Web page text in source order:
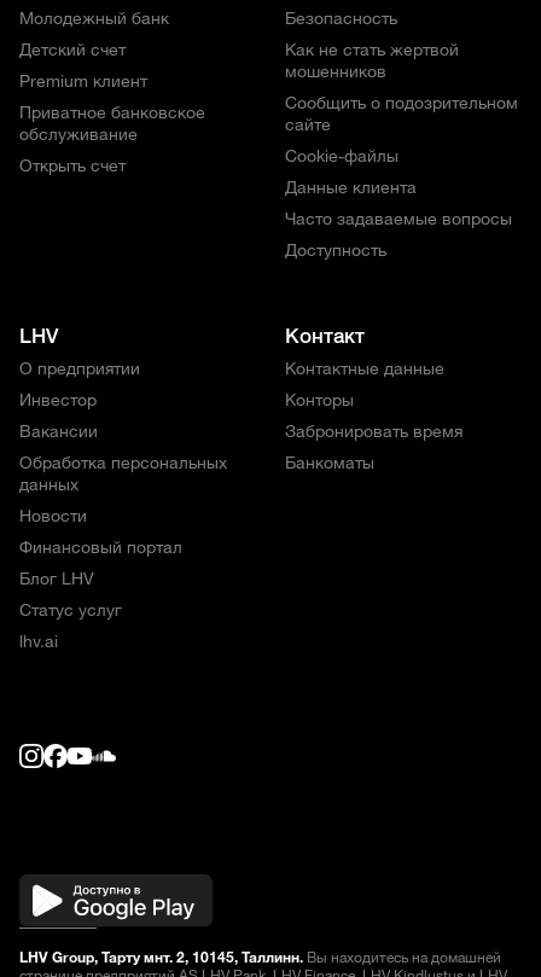
Молодежный банк
Детский счет
Premium клиент
Приватное банковское
обслуживание
Открыть счет
Безопасность
Как не стать жертвой
мошенников
Сообщить о подозрительном
сайте
Cookie-файлы
Данные клиента
Часто задаваемые вопросы
Доступность
LHV
О предприятии
Инвестор
Вакансии
Обработка персональных
данных
Новости
Финансовый портал
Блог LHV
Статус услуг
lhv.ai
Контакт
Контактные данные
Конторы
Забронировать время
Банкоматы
LHV Group, Тарту мнт. 2, 10145, Таллинн. Вы находитесь на домашней